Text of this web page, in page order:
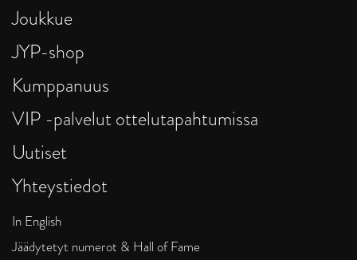
Joukkue
JYP-shop
Kumppanuus
VIP -palvelut ottelutapahtumissa
Uutiset
Yhteystiedot
In English
Jäädytetyt numerot & Hall of Fame